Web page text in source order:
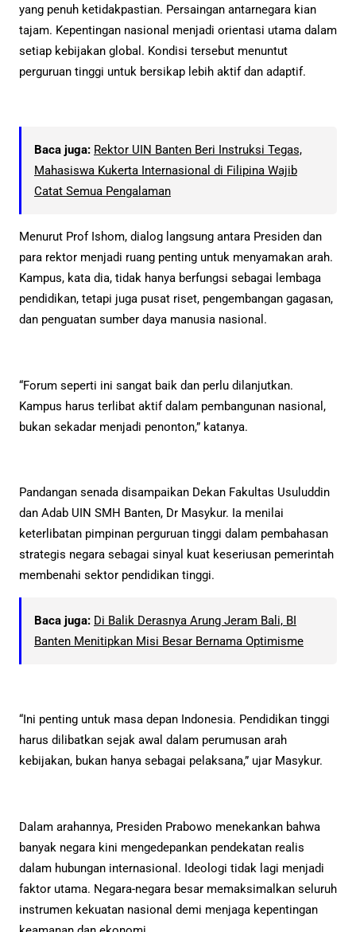
yang penuh ketidakpastian. Persaingan antarnegara kian
tajam. Kepentingan nasional menjadi orientasi utama dalam
setiap kebijakan global. Kondisi tersebut menuntut
perguruan tinggi untuk bersikap lebih aktif dan adaptif.
Baca juga: Rektor UIN Banten Beri Instruksi Tegas,
Mahasiswa Kukerta Internasional di Filipina Wajib
Catat Semua Pengalaman
Menurut Prof Ishom, dialog langsung antara Presiden dan
para rektor menjadi ruang penting untuk menyamakan arah.
Kampus, kata dia, tidak hanya berfungsi sebagai lembaga
pendidikan, tetapi juga pusat riset, pengembangan gagasan,
dan penguatan sumber daya manusia nasional.
“Forum seperti ini sangat baik dan perlu dilanjutkan.
Kampus harus terlibat aktif dalam pembangunan nasional,
bukan sekadar menjadi penonton,” katanya.
Pandangan senada disampaikan Dekan Fakultas Usuluddin
dan Adab UIN SMH Banten, Dr Masykur. Ia menilai
keterlibatan pimpinan perguruan tinggi dalam pembahasan
strategis negara sebagai sinyal kuat keseriusan pemerintah
membenahi sektor pendidikan tinggi.
Baca juga: Di Balik Derasnya Arung Jeram Bali, BI
Banten Menitipkan Misi Besar Bernama Optimisme
“Ini penting untuk masa depan Indonesia. Pendidikan tinggi
harus dilibatkan sejak awal dalam perumusan arah
kebijakan, bukan hanya sebagai pelaksana,” ujar Masykur.
Dalam arahannya, Presiden Prabowo menekankan bahwa
banyak negara kini mengedepankan pendekatan realis
dalam hubungan internasional. Ideologi tidak lagi menjadi
faktor utama. Negara-negara besar memaksimalkan seluruh
instrumen kekuatan nasional demi menjaga kepentingan